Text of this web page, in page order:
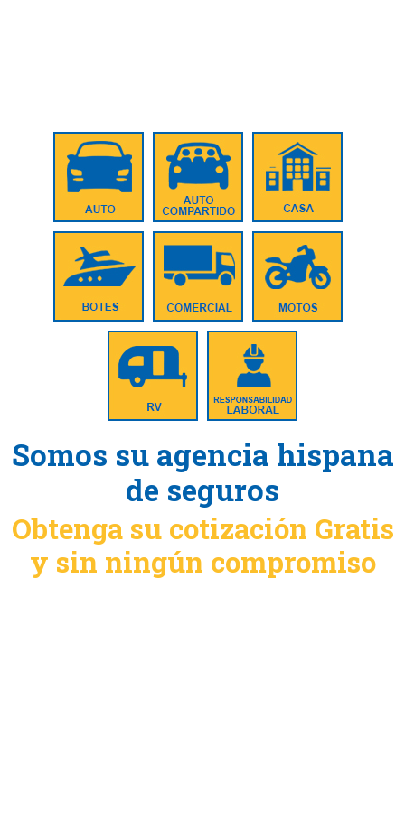
Somos su agencia hispana
de seguros
Obtenga su cotización Gratis
y sin ningún compromiso